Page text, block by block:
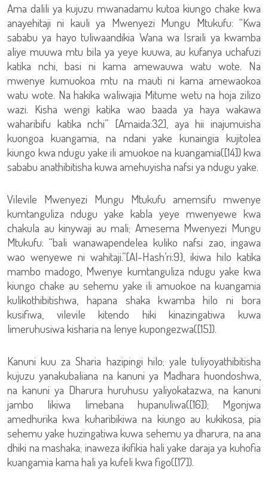
Ama dalili ya kujuzu mwanadamu kutoa kiungo chake kwa
anayehitaji ni kauli ya Mwenyezi Mungu Mtukufu: “Kwa
sababu ya hayo tuliwaandikia Wana wa Israili ya kwamba
aliye muuwa mtu bila ya yeye kuuwa, au kufanya uchafuzi
katika nchi, basi ni kama amewauwa watu wote. Na
mwenye kumuokoa mtu na mauti ni kama amewaokoa
watu wote. Na hakika waliwajia Mitume wetu na hoja zilizo
wazi. Kisha wengi katika wao baada ya haya wakawa
waharibifu katika nchi” [Amaida:32], aya hii inajumuisha
kuongoa kuangamia, na ndani yake kunaingia kujitolea
kiungo kwa ndugu yake ili amuokoe na kuangamia([14]) kwa
sababu anathibitisha kuwa amehuyisha nafsi ya ndugu yake.
Vilevile Mwenyezi Mungu Mtukufu amemsifu mwenye
kumtanguliza ndugu yake kabla yeye mwenyewe kwa
chakula au kinywaji au mali; Amesema Mwenyezi Mungu
Mtukufu: “bali wanawapendelea kuliko nafsi zao, ingawa
wao wenyewe ni wahitaji.”[Al-Hash’ri:9}, ikiwa hilo katika
mambo madogo, Mwenye kumtanguliza ndugu yake kwa
kiungo chake au sehemu yake ili amuokoe na kuangamia
kulikothibitishwa, hapana shaka kwamba hilo ni bora
kusifiwa, vilevile kitendo hiki kinazingatiwa kuwa
limeruhusiwa kisharia na lenye kupongezwa([15]).
Kanuni kuu za Sharia hazipingi hilo; yale tuliyoyathibitisha
kujuzu yanakubaliana na kanuni ya Madhara huondoshwa,
na kanuni ya Dharura huruhusu yaliyokatazwa, na kanuni
jambo likiwa limebana hupanuliwa([16]); Mgonjwa
amedhurika kwa kuharibikiwa na kiungo au kukikosa, pia
sehemu yake huzingatiwa kuwa sehemu ya dharura, na ana
dhiki na mashaka; inaweza ikifikia hali yake daraja ya kuhofia
kuangamia kama hali ya kufeli kwa figo([17]).